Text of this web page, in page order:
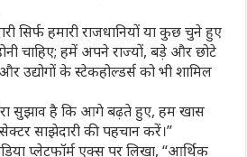
सिर्फ हमारी राजधानियों या कुछ चुने हुए
चाहिए; हमें अपने राज्यों, बड़े और छोटे
और उद्योगों के स्टेकहोल्डर्स को भी शामिल
सुझाव है कि आगे बढ़ते हुए, हम खास
साझेदारी की पहचान करें।”
प्लेटफॉर्म एक्स पर लिखा, “आर्थिक